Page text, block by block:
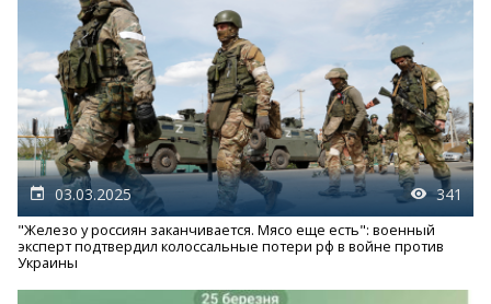
03.03.2025 341
"Железо у россиян заканчивается. Мясо еще есть": военный
эксперт подтвердил колоссальные потери рф в войне против
Украины